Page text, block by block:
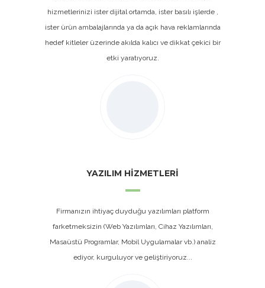
hizmetlerinizi ister dijital ortamda, ister basılı işlerde ,
ister ürün ambalajlarında ya da açık hava reklamlarında
hedef kitleler üzerinde akılda kalıcı ve dikkat çekici bir
etki yaratıyoruz.
YAZILIM HİZMETLERİ
Firmanızın ihtiyaç duyduğu yazılımları platform
farketmeksizin (Web Yazılımları, Cihaz Yazılımları,
Masaüstü Programlar, Mobil Uygulamalar vb.) analiz
ediyor, kurguluyor ve geliştiriyoruz...